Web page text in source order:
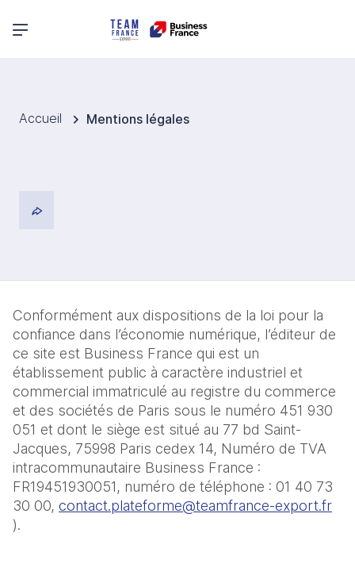
Menu principal
Accueil Mentions légales
Conformément aux dispositions de la loi pour la
confiance dans l’économie numérique, l’éditeur de
ce site est Business France qui est un
établissement public à caractère industriel et
commercial immatriculé au registre du commerce
et des sociétés de Paris sous le numéro 451 930
051 et dont le siège est situé au 77 bd Saint-
Jacques, 75998 Paris cedex 14, Numéro de TVA
intracommunautaire Business France :
FR19451930051, numéro de téléphone : 01 40 73
30 00, contact.plateforme@teamfrance-export.fr
).